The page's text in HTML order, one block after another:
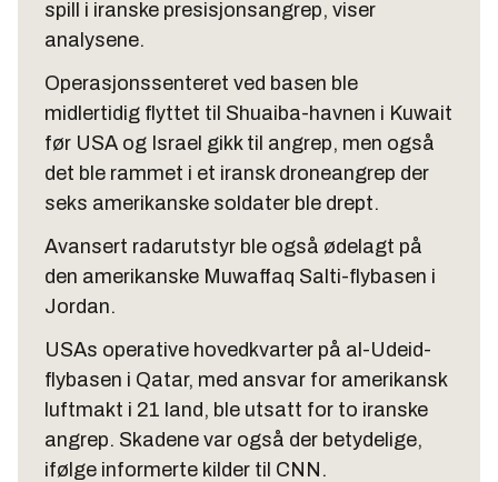
spill i iranske presisjonsangrep, viser
analysene.
Operasjonssenteret ved basen ble
midlertidig flyttet til Shuaiba-havnen i Kuwait
før USA og Israel gikk til angrep, men også
det ble rammet i et iransk droneangrep der
seks amerikanske soldater ble drept.
Avansert radarutstyr ble også ødelagt på
den amerikanske Muwaffaq Salti-flybasen i
Jordan.
USAs operative hovedkvarter på al-Udeid-
flybasen i Qatar, med ansvar for amerikansk
luftmakt i 21 land, ble utsatt for to iranske
angrep. Skadene var også der betydelige,
ifølge informerte kilder til CNN.